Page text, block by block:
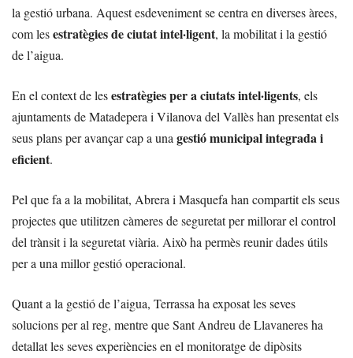
la gestió urbana. Aquest esdeveniment se centra en diverses àrees,
com lesestratègies de ciutat intel·ligent, la mobilitat i la gestió
de l’aigua.
En el context de lesestratègies per a ciutats intel·ligents, els
ajuntaments de Matadepera i Vilanova del Vallès han presentat els
seus plans per avançar cap a una gestió municipal integrada i
eficient.
Pel que fa a la mobilitat, Abrera i Masquefa han compartit els seus
projectes que utilitzen càmeres de seguretat per millorar el control
del trànsit i la seguretat viària. Això ha permès reunir dades útils
per a una millor gestió operacional.
Quant a la gestió de l’aigua, Terrassa ha exposat les seves
solucions per al reg, mentre que Sant Andreu de Llavaneres ha
detallat les seves experiències en el monitoratge de dipòsits